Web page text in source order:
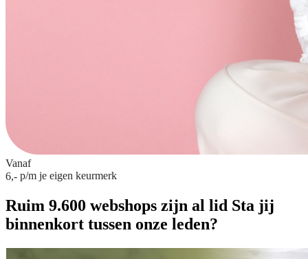
Vanaf
6,- p/m je eigen keurmerk
Ruim 9.600 webshops zijn al lid Sta jij
binnenkort tussen onze leden?